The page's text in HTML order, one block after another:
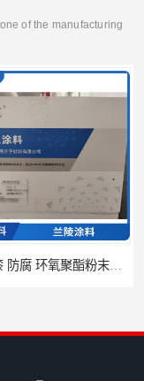
of the manufacturing
兰陵油漆 防腐 环氧聚酯粉末涂料